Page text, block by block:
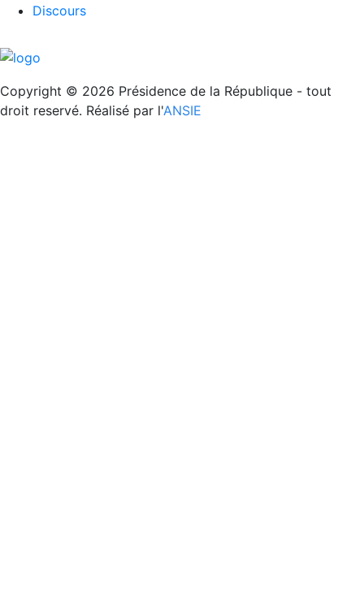
Discours
Copyright © 2026 Présidence de la République - tout
droit reservé. Réalisé par l'ANSIE